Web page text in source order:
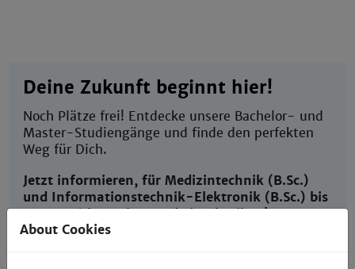
Deine Zukunft beginnt hier!
Noch Plätze frei! Entdecke unsere Bachelor- und
Master-Studiengänge und finde den perfekten
Weg für Dich.
Jetzt informieren, für Medizintechnik (B.Sc.)
und Informationstechnik-Elektronik (B.Sc.) bis
20.09.26 bewerben und einschreiben!
About Cookies